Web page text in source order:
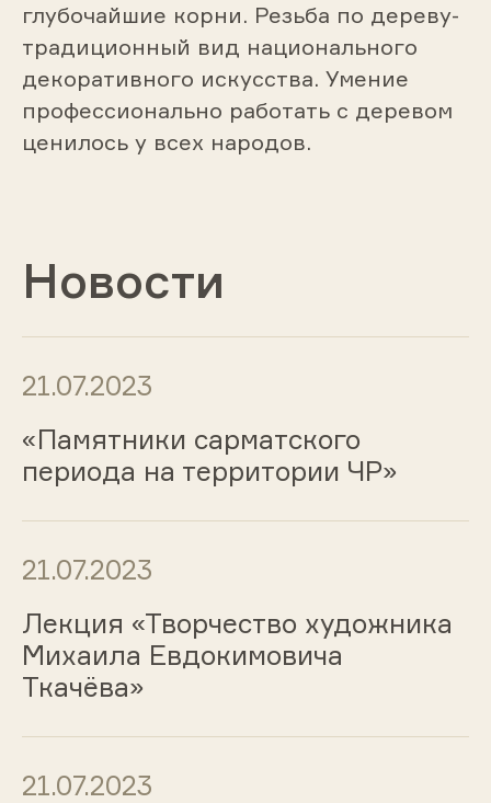
глубочайшие корни. Резьба по дереву-
традиционный вид национального
декоративного искусства. Умение
профессионально работать с деревом
ценилось у всех народов.
Новости
21.07.2023
«Памятники сарматского
периода на территории ЧР»
21.07.2023
Лекция «Творчество художника
Михаила Евдокимовича
Ткачёва»
21.07.2023